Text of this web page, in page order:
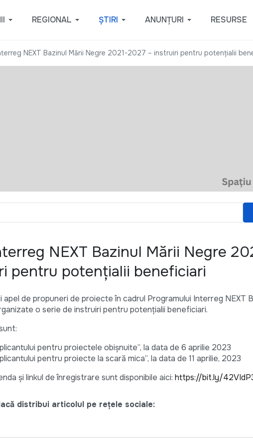
REGIONAL ȘTIRI ANUNȚURI RESURSE
NEXT Bazinul Mării Negre 2021-2027 – instruiri pentru potențialii
NEXT Bazinul Mării Negre
pentru potențialii beneficiari
apel de propuneri de proiecte în cadrul Programului Interreg NEXT
o serie de instruiri pentru potențialii beneficiari.
pentru proiectele obișnuite”, la data de 6 aprilie 2023
pentru proiecte la scară mica”, la data de 11 aprilie, 2023
și linkul de înregistrare sunt disponibile aici: https://bit.ly/
distribui articolul pe rețele sociale: